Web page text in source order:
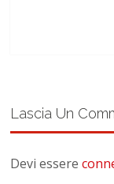
Lascia Un
Devi essere